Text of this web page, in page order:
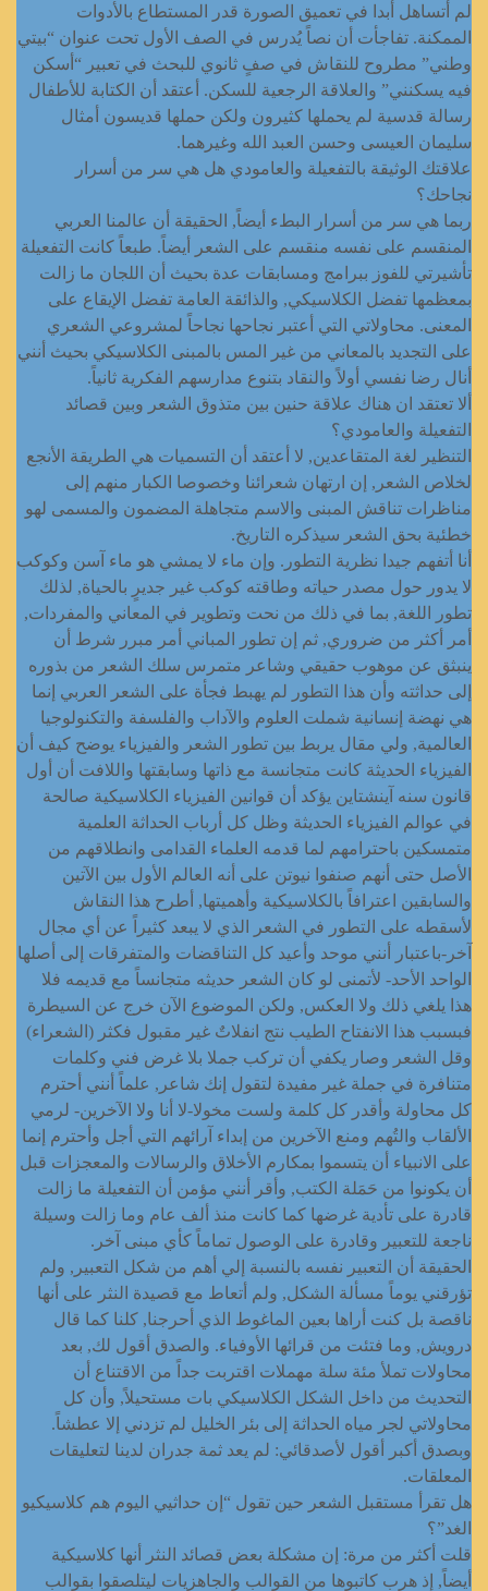
لم أتساهل أبدا في تعميق الصورة قدر المستطاع بالأدوات
الممكنة. تفاجأت أن نصاً يُدرس في الصف الأول تحت عنوان “بيتي
وطني” مطروح للنقاش في صفٍ ثانوي للبحث في تعبير “أسكن
فيه يسكنني” والعلاقة الرجعية للسكن. أعتقد أن الكتابة للأطفال
رسالة قدسية لم يحملها كثيرون ولكن حملها قديسون أمثال
سليمان العيسى وحسن العبد الله وغيرهما.
علاقتك الوثيقة بالتفعيلة والعامودي هل هي سر من أسرار
نجاحك؟
ربما هي سر من أسرار البطء أيضاً, الحقيقة أن عالمنا العربي
المنقسم على نفسه منقسم على الشعر أيضاً. طبعاً كانت التفعيلة
تأشيرتي للفوز ببرامج ومسابقات عدة بحيث أن اللجان ما زالت
بمعظمها تفضل الكلاسيكي, والذائقة العامة تفضل الإيقاع على
المعنى. محاولاتي التي أعتبر نجاحها نجاحاً لمشروعي الشعري
على التجديد بالمعاني من غير المس بالمبنى الكلاسيكي بحيث أنني
أنال رضا نفسي أولاً والنقاد بتنوع مدارسهم الفكرية ثانياً.
ألا تعتقد ان هناك علاقة حنين بين متذوق الشعر وبين قصائد
التفعيلة والعامودي؟
التنظير لغة المتقاعدين, لا أعتقد أن التسميات هي الطريقة الأنجع
لخلاص الشعر, إن ارتهان شعرائنا وخصوصا الكبار منهم إلى
مناظرات تناقش المبنى والاسم متجاهلة المضمون والمسمى لهو
خطئية بحق الشعر سيذكره التاريخ.
أنا أتفهم جيدا نظرية التطور. وإن ماء لا يمشي هو ماء آسن وكوكب
لا يدور حول مصدر حياته وطاقته كوكب غير جديرٍ بالحياة, لذلك
تطور اللغة, بما في ذلك من نحت وتطوير في المعاني والمفردات,
أمر أكثر من ضروري, ثم إن تطور المباني أمر مبرر شرط أن
ينبثق عن موهوب حقيقي وشاعر متمرس سلك الشعر من بذوره
إلى حداثته وأن هذا التطور لم يهبط فجأة على الشعر العربي إنما
هي نهضة إنسانية شملت العلوم والآداب والفلسفة والتكنولوجيا
العالمية, ولي مقال يربط بين تطور الشعر والفيزياء يوضح كيف أن
الفيزياء الحديثة كانت متجانسة مع ذاتها وسابقتها واللافت أن أول
قانون سنه آينشتاين يؤكد أن قوانين الفيزياء الكلاسيكية صالحة
في عوالم الفيزياء الحديثة وظل كل أرباب الحداثة العلمية
متمسكين باحترامهم لما قدمه العلماء القدامى وانطلاقهم من
الأصل حتى أنهم صنفوا نيوتن على أنه العالم الأول بين الآتين
والسابقين اعترافاً بالكلاسيكية وأهميتها, أطرح هذا النقاش
لأسقطه على التطور في الشعر الذي لا يبعد كثيراً عن أي مجال
آخر-باعتبار أنني موحد وأعيد كل التناقضات والمتفرقات إلى أصلها
الواحد الأحد- لأتمنى لو كان الشعر حديثه متجانساً مع قديمه فلا
هذا يلغي ذلك ولا العكس, ولكن الموضوع الآن خرج عن السيطرة
فبسبب هذا الانفتاح الطيب نتج انفلاتٌ غير مقبول فكثر (الشعراء)
وقل الشعر وصار يكفي أن تركب جملا بلا غرض فني وكلمات
متنافرة في جملة غير مفيدة لتقول إنك شاعر, علماً أنني أحترم
كل محاولة وأقدر كل كلمة ولست مخولا-لا أنا ولا الآخرين- لرمي
الألقاب والتُهم ومنع الآخرين من إبداء آرائهم التي أجل وأحترم إنما
على الانبياء أن يتسموا بمكارم الأخلاق والرسالات والمعجزات قبل
أن يكونوا من حَمَلة الكتب, وأقر أنني مؤمن أن التفعيلة ما زالت
قادرة على تأدية غرضها كما كانت منذ ألف عام وما زالت وسيلة
ناجعة للتعبير وقادرة على الوصول تماماً كأي مبنى آخر.
الحقيقة أن التعبير نفسه بالنسبة إلي أهم من شكل التعبير, ولم
تؤرقني يوماً مسألة الشكل, ولم أتعاط مع قصيدة النثر على أنها
ناقصة بل كنت أراها بعين الماغوط الذي أحرجنا, كلنا كما قال
درويش, وما فتئت من قرائها الأوفياء. والصدق أقول لك, بعد
محاولات تملأ مئة سلة مهملات اقتربت جداً من الاقتناع أن
التحديث من داخل الشكل الكلاسيكي بات مستحيلاً, وأن كل
محاولاتي لجر مياه الحداثة إلى بئر الخليل لم تزدني إلا عطشاً.
وبصدق أكبر أقول لأصدقائي: لم يعد ثمة جدران لدينا لتعليقات
المعلقات.
هل تقرأ مستقبل الشعر حين تقول “إن حداثيي اليوم هم كلاسيكيو
الغد”؟
قلت أكثر من مرة: إن مشكلة بعض قصائد النثر أنها كلاسيكية
أيضاً, إذ هرب كاتبوها من القوالب والجاهزيات ليتلصقوا بقوالب